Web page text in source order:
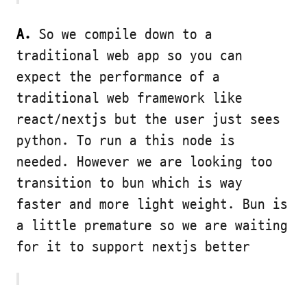
A.
So we compile down to a
traditional web app so you can
expect the performance of a
traditional web framework like
react/nextjs but the user just sees
python. To run a this node is
needed. However we are looking too
transition to bun which is way
faster and more light weight. Bun is
a little premature so we are waiting
for it to support nextjs better